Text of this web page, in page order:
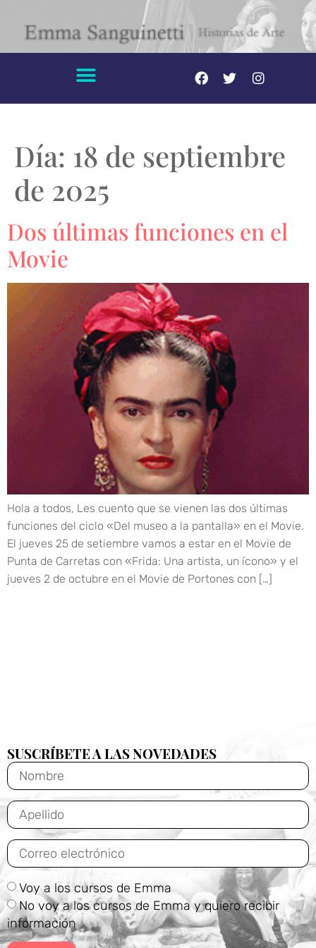
Día: 18 de septiembre
de 2025
Dos últimas funciones en el
Movie
Hola a todos, Les cuento que se vienen las dos últimas
funciones del ciclo «Del museo a la pantalla» en el Movie.
El jueves 25 de setiembre vamos a estar en el Movie de
Punta de Carretas con «Frida: Una artista, un ícono» y el
jueves 2 de octubre en el Movie de Portones con […]
SUSCRÍBETE A LAS NOVEDADES
Voy a los cursos de Emma
No voy a los cursos de Emma y quiero recibir
información